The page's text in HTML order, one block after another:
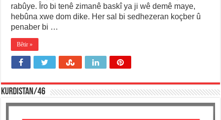
rabûye. Îro bi tenê zimanê baskî ya ji wê demê maye,
hebûna xwe dom dike. Her sal bi sedhezeran koçber û
penaber bi …
Bêtir »
KURDISTAN/46